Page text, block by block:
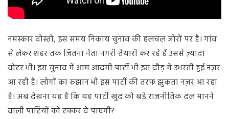
नमस्कार दोस्तों, इस समय निकाय चुनाव की हलचल जोरों पर है। गांव
से लेकर शहर तक जितना नेता नगरी तैयारी कर रहे हैं उससे ज़्यादा
वोटर भी। इस चुनाव में आम आदमी पार्टी भी इस दौड़ में उभरती हुई नज़र
आ रही है। लोगों का रुझान भी इस पार्टी की तरफ झुकता नज़र आ रहा
है। अब देखना यह है कि यह पार्टी खुद को बड़े राजनीतिक दल मानने
वाली पार्टियों को टक्कर दे पाएगी?